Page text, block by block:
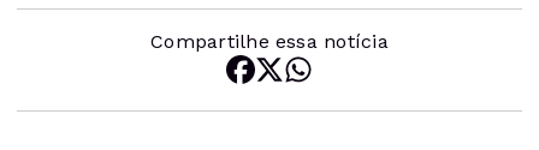
Compartilhe essa notícia